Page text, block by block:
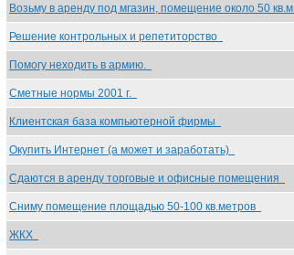
Возьму в аренду под мгазин, помещение около 50 кв.м
Решение контрольных и репетиторство
Помогу неходить в армию.
Сметные нормы 2001 г.
Клиентская база компьютерной фирмы
Окупить Интернет (а может и заработать)
Сдаются в аренду торговые и офисные помещения
Сниму помещение площадью 50-100 кв.метров
ЖКХ